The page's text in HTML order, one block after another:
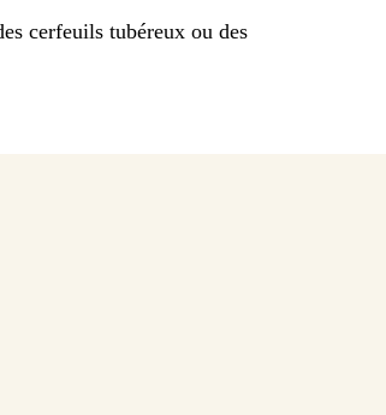
cerfeuils tubéreux ou des